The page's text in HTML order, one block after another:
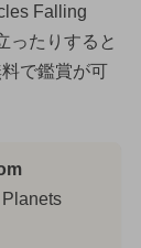
Falling
ったりすると
で鑑賞が可